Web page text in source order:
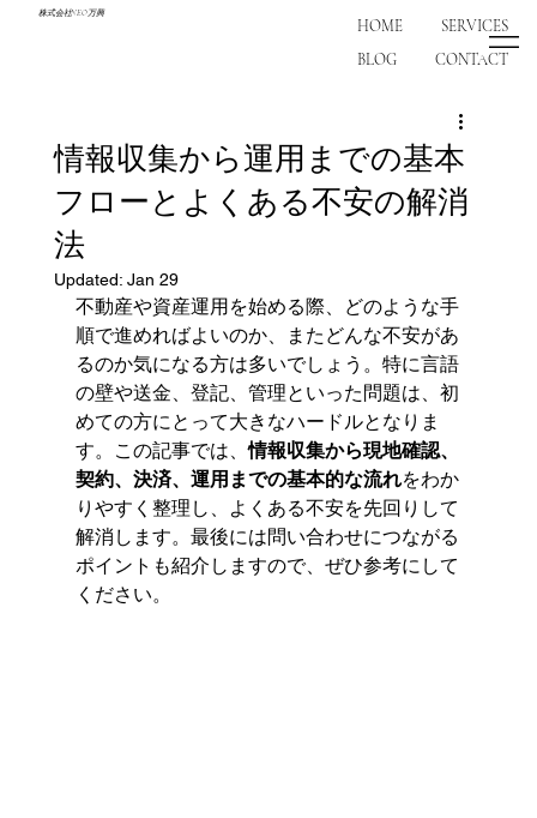
株式会社NEO万興
HOME
SERVICES
BLOG
CONTACT
情報収集から運用までの基本
フローとよくある不安の解消
法
Updated: Jan 29
不動産や資産運用を始める際、どのような手
順で進めればよいのか、またどんな不安があ
るのか気になる方は多いでしょう。特に言語
の壁や送金、登記、管理といった問題は、初
めての方にとって大きなハードルとなりま
す。この記事では、情報収集から現地確認、
契約、決済、運用までの基本的な流れをわか
りやすく整理し、よくある不安を先回りして
解消します。最後には問い合わせにつながる
ポイントも紹介しますので、ぜひ参考にして
ください。